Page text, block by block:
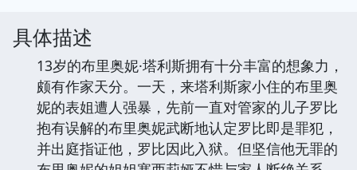
具体描述
13岁的布里奥妮·塔利斯拥有十分丰富的想象力，
颇有作家天分。一天，来塔利斯家小住的布里奥
妮的表姐遭人强暴，先前一直对管家的儿子罗比
抱有误解的布里奥妮武断地认定罗比即是罪犯，
并出庭指证他，罗比因此入狱。但坚信他无罪的